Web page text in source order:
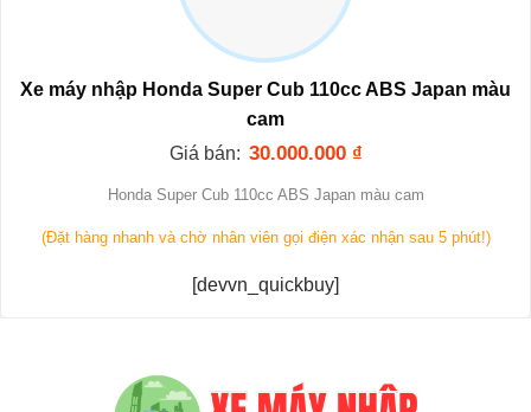
Xe máy nhập Honda Super Cub 110cc ABS Japan màu
cam
Giá bán: 30.000.000 ₫
Honda Super Cub 110cc ABS Japan màu cam
(Đặt hàng nhanh và chờ nhân viên gọi điện xác nhận sau 5 phút!)
[devvn_quickbuy]